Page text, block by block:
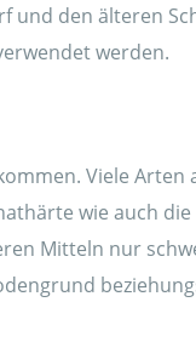
und den älteren
werden.
Viele
wie auch
Mitteln nur